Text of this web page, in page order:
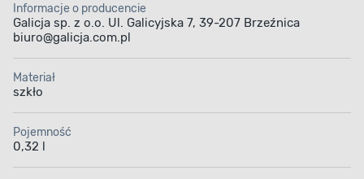
Informacje o producencie
Galicja sp. z o.o. Ul. Galicyjska 7, 39-207 Brzeźnica
biuro@galicja.com.pl
Materiał
szkło
Pojemność
0,32 l